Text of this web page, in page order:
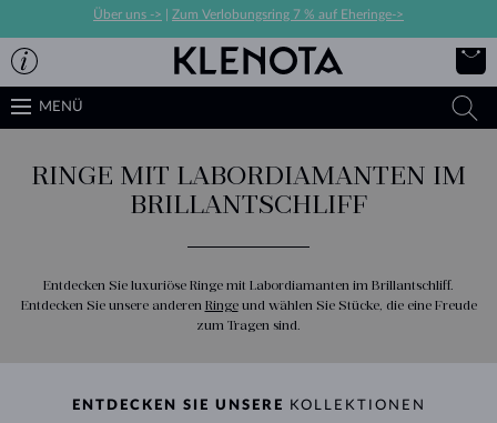
Über uns -> Zum Verlobungsring 7 % auf Eheringe->
MENÜ
RINGE MIT LABORDIAMANTEN IM
BRILLANTSCHLIFF
Entdecken Sie luxuriöse Ringe mit Labordiamanten im Brillantschliff.
Entdecken Sie unsere anderen Ringeund wählen Sie Stücke, die eine Freude
zum Tragen sind.
ENTDECKEN SIE UNSERE KOLLEKTIONEN